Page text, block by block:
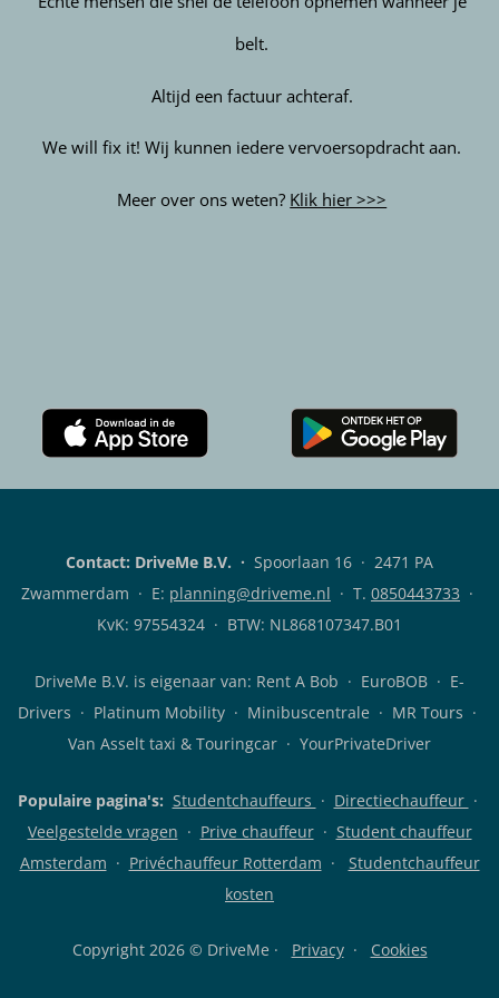
belt.
Altijd een factuur achteraf.
We will fix it! Wij kunnen iedere vervoersopdracht aan.
Meer over ons weten? Klik hier >>>
klanten-
voor
iOS
voor
Contact: DriveMe B.V. · Spoorlaan 16 · 2471 PA
Zwammerdam · E: planning@driveme.nl · T. 0850443733 ·
KvK: 97554324 · BTW: NL868107347.B01
DriveMe B.V. is eigenaar van: Rent A Bob · EuroBOB · E-
Drivers · Platinum Mobility · Minibuscentrale · MR Tours ·
Van Asselt taxi & Touringcar · YourPrivateDriver
Populaire pagina's: Studentchauffeurs · Directiechauffeur ·
Veelgestelde vragen · Prive chauffeur· Student chauffeur
Amsterdam · Privéchauffeur Rotterdam · Studentchauffeur
kosten
Copyright 2026 © DriveMe · Privacy· Cookies